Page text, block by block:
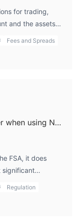
for trading,
and the assets
range from
492 per order,
frequently. I
support
your specific
Fees and Spreads
What drawbacks should I consider when using Naito Securities?
FSA, it does
significant
which
vary greatly
Regulation